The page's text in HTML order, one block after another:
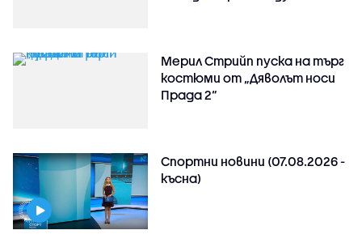
Мерил Стрийп пуска на търг
костюми от „Дяволът носи
Прада 2“
Спортни новини (07.08.2026 -
късна)